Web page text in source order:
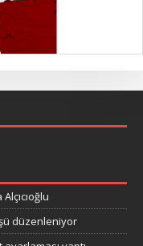
düzenleniyor